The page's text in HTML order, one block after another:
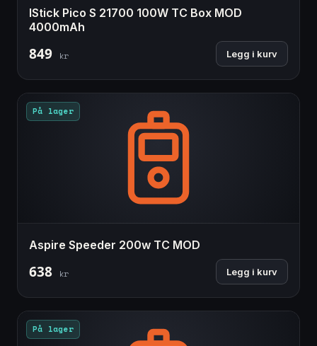
IStick Pico S 21700 100W TC Box MOD
4000mAh
849 kr Legg i kurv
På lager
Aspire Speeder 200w TC MOD
638 kr Legg i kurv
På lager